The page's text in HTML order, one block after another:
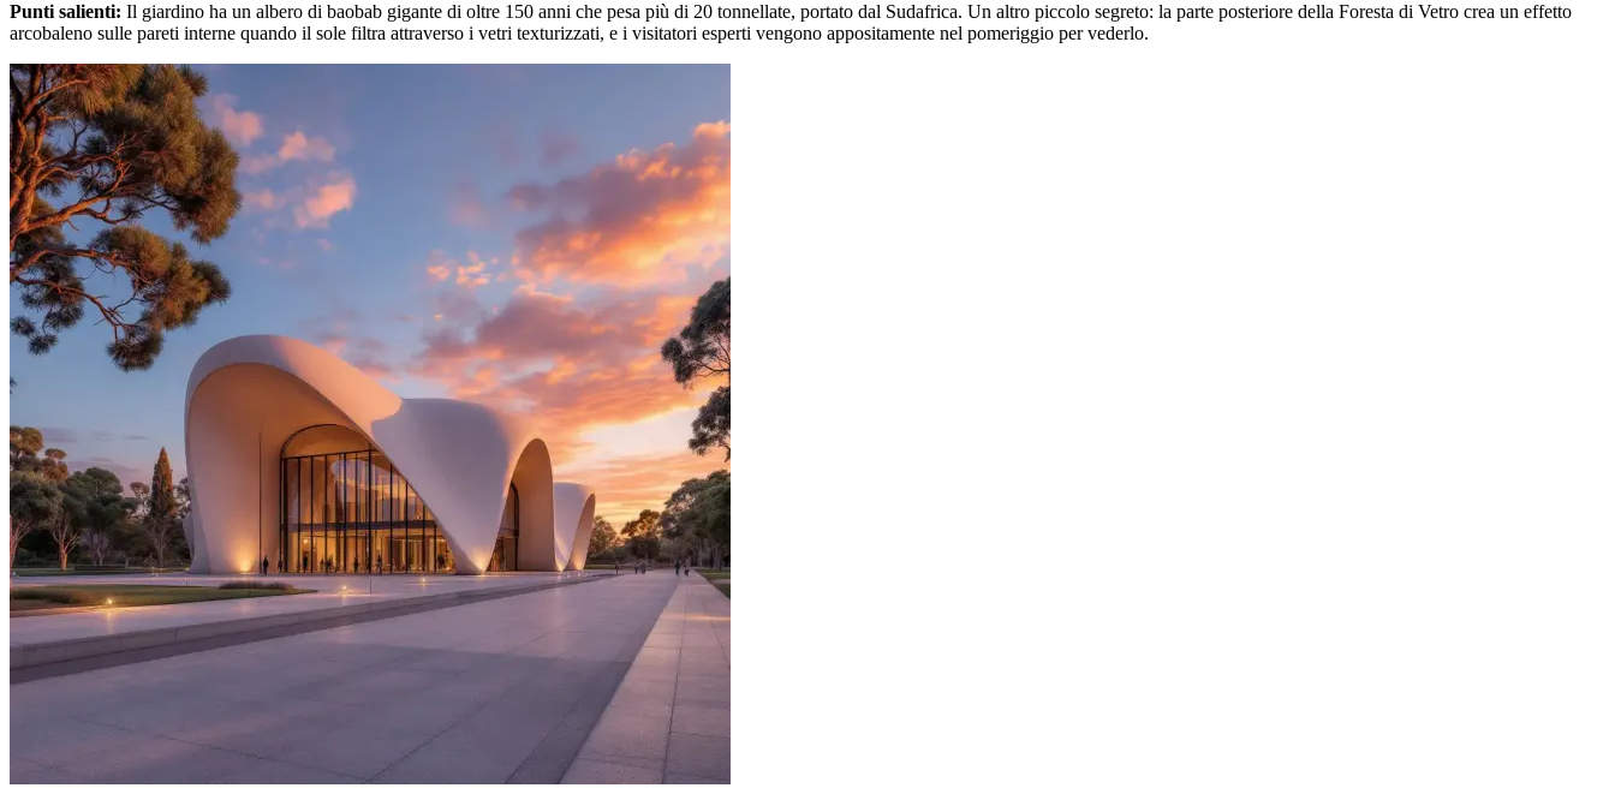
Punti salienti: Il giardino ha un albero di baobab gigante di oltre 150 anni che pesa più di 20 tonnellate, portato dal Sudafrica. Un altro piccolo segreto: la parte posteriore della Foresta di Vetro crea un effetto
arcobaleno sulle pareti interne quando il sole filtra attraverso i vetri texturizzati, e i visitatori esperti vengono appositamente nel pomeriggio per vederlo.